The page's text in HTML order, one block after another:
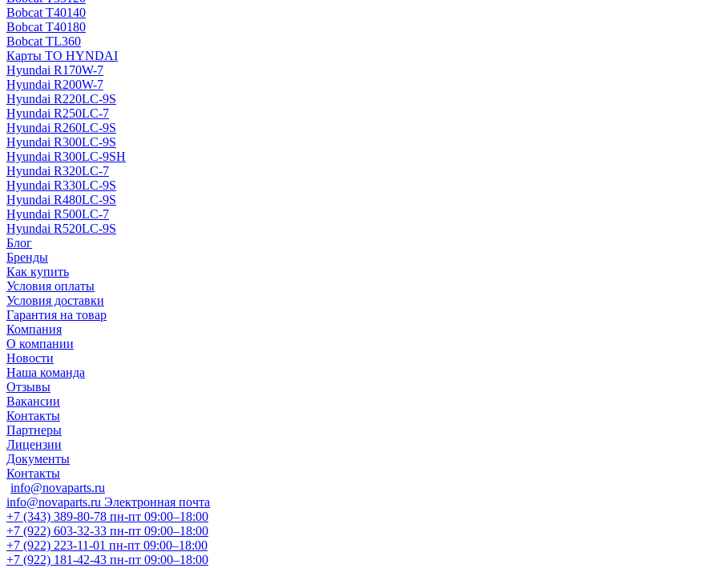
Bobcat Т40140
Bobcat Т40180
Bobcat ТL360
Карты ТО HYNDAI
Hyundai R170W-7
Hyundai R200W-7
Hyundai R220LC-9S
Hyundai R250LC-7
Hyundai R260LC-9S
Hyundai R300LC-9S
Hyundai R300LC-9SH
Hyundai R320LC-7
Hyundai R330LC-9S
Hyundai R480LC-9S
Hyundai R500LC-7
Hyundai R520LC-9S
Блог
Бренды
Как купить
Условия оплаты
Условия доставки
Гарантия на товар
Компания
О компании
Новости
Наша команда
Отзывы
Вакансии
Контакты
Партнеры
Лицензии
Документы
Контакты
info@novaparts.ru
info@novaparts.ru Электронная почта
+7 (343) 389-80-78 пн-пт 09:00–18:00
+7 (922) 603-32-33 пн-пт 09:00–18:00
+7 (922) 223-11-01 пн-пт 09:00–18:00
+7 (922) 181-42-43 пн-пт 09:00–18:00